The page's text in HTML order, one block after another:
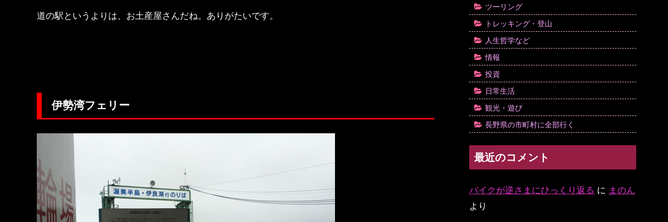
道の駅というよりは、お土産屋さんだね。ありがたいです。
伊勢湾フェリー
ツーリング
トレッキング・登山
人生哲学など
情報
投資
日常生活
観光・遊び
長野県の市町村に全部行く
最近のコメント
バイクが逆さまにひっくり返る に まのん
より